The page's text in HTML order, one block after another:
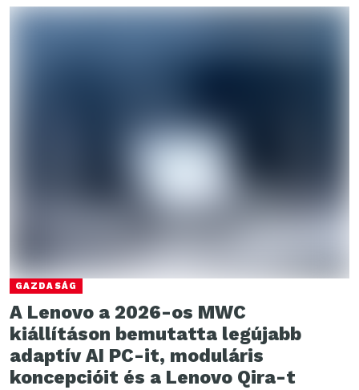
GAZDASÁG
A Lenovo a 2026-os MWC
kiállításon bemutatta legújabb
adaptív AI PC-it, moduláris
koncepcióit és a Lenovo Qira-t